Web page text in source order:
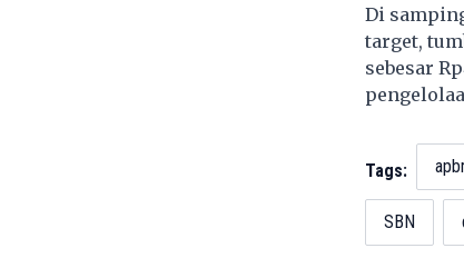
Di
target,
sebesar
Tags:
SBN